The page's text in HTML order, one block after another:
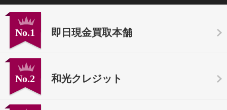
No.1 即日現金買取本舗
No.2 和光クレジット